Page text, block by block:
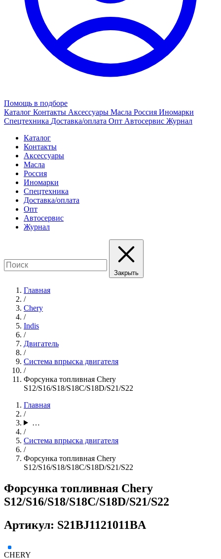
Помощь в подборе
Каталог Контакты Аксессуары Масла Россия Иномарки
Спецтехника Доставка/оплата Опт Автосервис Журнал
Каталог
Контакты
Аксессуары
Масла
Россия
Иномарки
Спецтехника
Доставка/оплата
Опт
Автосервис
Журнал
Закрыть
Главная
/
Chery
/
Indis
/
Двигатель
/
Система впрыска двигателя
/
Форсунка топливная Chery
S12/S16/S18/S18C/S18D/S21/S22
Главная
/
…
/
Система впрыска двигателя
/
Форсунка топливная Chery
S12/S16/S18/S18C/S18D/S21/S22
Форсунка топливная Chery
S12/S16/S18/S18C/S18D/S21/S22
Артикул: S21BJ1121011BA
CHERY